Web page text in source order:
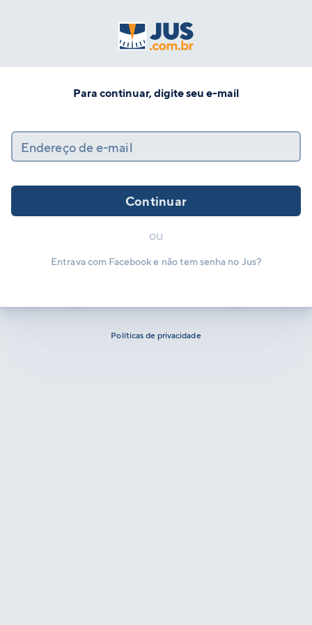
Para continuar, digite seu e-mail
Endereço de e-mail
Continuar
ou
Entrava com Facebook e não tem senha no Jus?
Políticas de privacidade